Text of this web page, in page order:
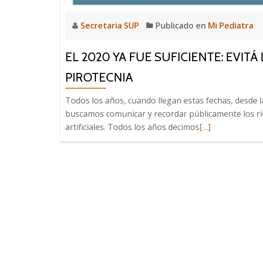
Secretaria SUP Publicado en Mi Pediatra
EL 2020 YA FUE SUFICIENTE: EVITÁ
PIROTECNIA
Todos los años, cuando llegan estas fechas, desde
buscamos comunicar y recordar públicamente los
artificiales. Todos los años decimosLeer
[…]